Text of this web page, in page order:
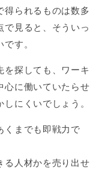
得られるものは数多
で見ると、そういっ
す。
を探しても、ワーキ
心に働いていたらせ
にくいでしょう。
くまでも即戦力で
る人材かを売り出せ